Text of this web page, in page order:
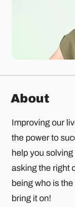
About
Improving our
the power to
help you
asking the right
being who is
bring it on!